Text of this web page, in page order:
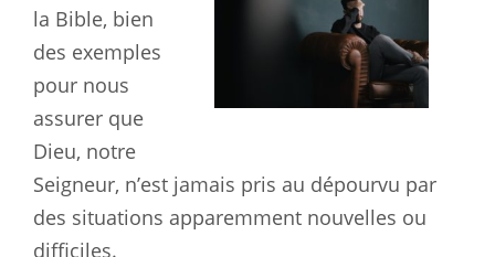
la Bible, bien
des exemples
pour nous
assurer que
Dieu, notre
Seigneur, n’est jamais pris au dépourvu par
des situations apparemment nouvelles ou
difficiles.